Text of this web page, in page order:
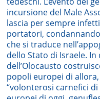
incursione del Male
lascia per sempre
portatori,
che si traduce
dello Stato di Israele.
dell’Olocausto
popoli europei di
“volonterosi carnefici